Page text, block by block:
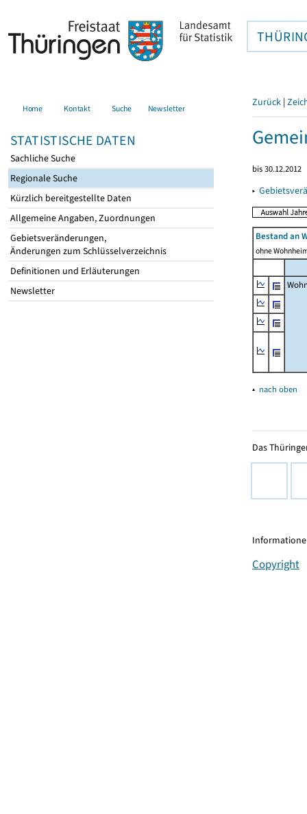
Home Kontakt Suche Newsletter
STATISTISCHE DATEN
Sachliche Suche
Regionale Suche
Kürzlich bereitgestellte Daten
Allgemeine Angaben, Zuordnungen
Gebietsveränderungen,
Änderungen zum Schlüsselverzeichnis
Definitionen und Erläuterungen
Newsletter
Zurück |
bis 30.12.2012
▸
Bestand an
ohne
▴ nach oben
Das
Copyright